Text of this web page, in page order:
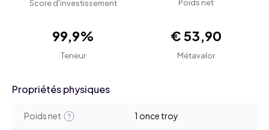
Score d'investissement Poids net
99,9%
Teneur
€ 53,90
Métavalor
Propriétés physiques
Poids net 1 once troy